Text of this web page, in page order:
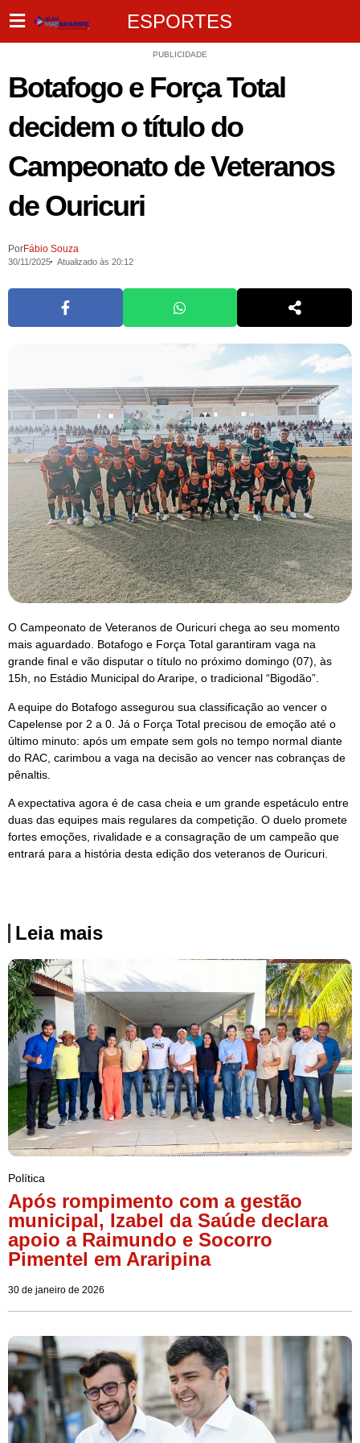
ESPORTES
PUBLICIDADE
Botafogo e Força Total
decidem o título do
Campeonato de Veteranos
de Ouricuri
PorFábio Souza
30/11/2025 Atualizado às 20:12
O Campeonato de Veteranos de Ouricuri chega ao seu momento
mais aguardado. Botafogo e Força Total garantiram vaga na
grande final e vão disputar o título no próximo domingo (07), às
15h, no Estádio Municipal do Araripe, o tradicional “Bigodão”.
A equipe do Botafogo assegurou sua classificação ao vencer o
Capelense por 2 a 0. Já o Força Total precisou de emoção até o
último minuto: após um empate sem gols no tempo normal diante
do RAC, carimbou a vaga na decisão ao vencer nas cobranças de
pênaltis.
A expectativa agora é de casa cheia e um grande espetáculo entre
duas das equipes mais regulares da competição. O duelo promete
fortes emoções, rivalidade e a consagração de um campeão que
entrará para a história desta edição dos veteranos de Ouricuri.
Leia mais
Política
Após rompimento com a gestão
municipal, Izabel da Saúde declara
apoio a Raimundo e Socorro
Pimentel em Araripina
30 de janeiro de 2026